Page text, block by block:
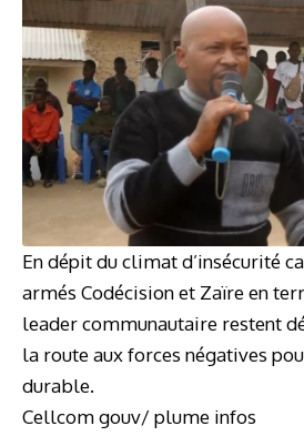
En dépit du climat d’insécurité
armés Codécision et Zaïre en
leader communautaire restent
la route aux forces négatives
durable.
Cellcom gouv/ plume infos